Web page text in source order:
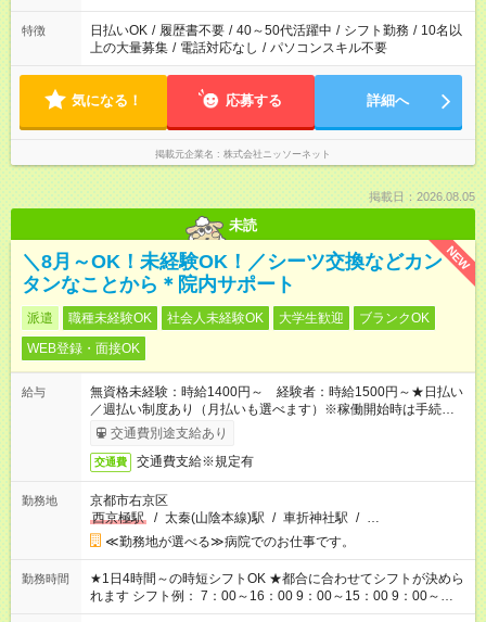
特徴 日払いOK / 履歴書不要 / 40～50代活躍中 / シフト勤務 / 10名以
上の大量募集 / 電話対応なし / パソコンスキル不要
気になる！ 応募する 詳細へ
掲載元企業名 株式会社ニッソーネット
掲載日：2026.08.05
未読
NEW
＼8月～OK！未経験OK！／シーツ交換などカン
タンなことから＊院内サポート
派遣 職種未経験OK 社会人未経験OK 大学生歓迎
ブランクOK
WEB登録・面接OK
給与
無資格未経験：時給1400円～ 経験者：時給1500円～★日払い
／週払い制度あり（月払いも選べます）※稼働開始時は手続き完
了次第のお支払いとなります。
交通費別途支給あり
交通費 交通費支給※規定有
勤務地
京都市右京区
西京極駅
/ 太秦(山陰本線)駅 / 車折神社駅 / …
≪勤務地が選べる≫病院でのお仕事です。
勤務時間
★1日4時間～の時短シフトOK ★都合に合わせてシフトが決めら
れます シフト例： 7：00～16：00 9：00～15：00 9：00～
18：00 11：00～20：00 など ※Wワークの場合、他のお仕事と